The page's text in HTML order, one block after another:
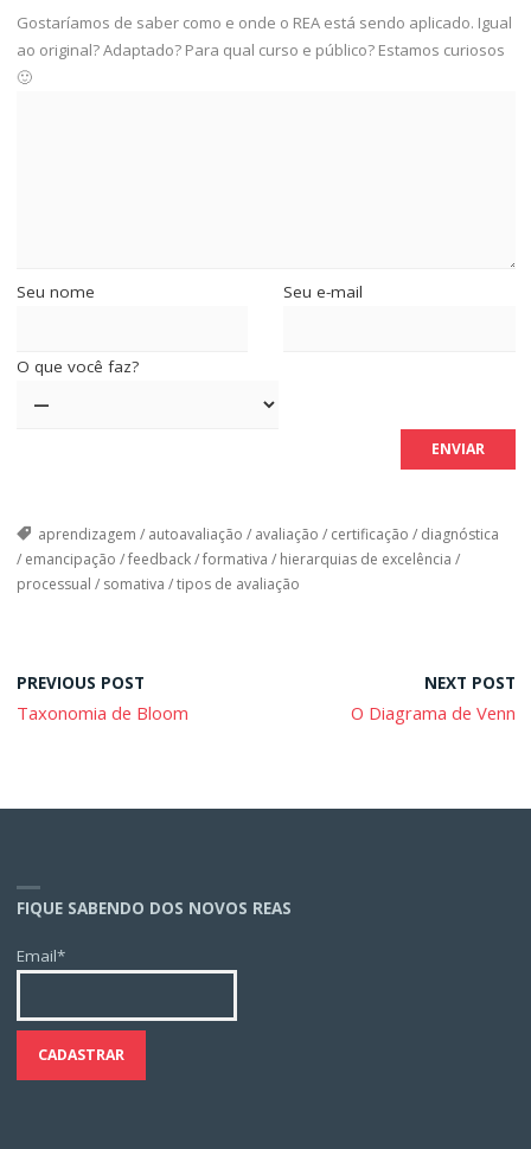
Gostaríamos de saber como e onde o REA está sendo aplicado. Igual
ao original? Adaptado? Para qual curso e público? Estamos curiosos
🙂
Seu nome Seu e-mail
O que você faz?
aprendizagem / autoavaliação / avaliação / certificação / diagnóstica
/ emancipação /feedback/formativa / hierarquias de excelência /
processual / somativa /tipos de avaliação
PREVIOUS POST
Taxonomia de Bloom
NEXT POST
O Diagrama de Venn
FIQUE SABENDO DOS NOVOS REAS
Email*